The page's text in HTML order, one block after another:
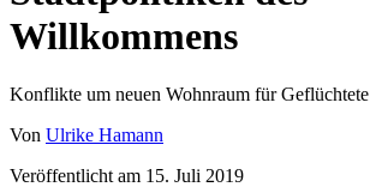
Willkommens
Konflikte um neuen Wohnraum für Geflüchtete
Von Ulrike Hamann
Veröffentlicht am 15. Juli 2019